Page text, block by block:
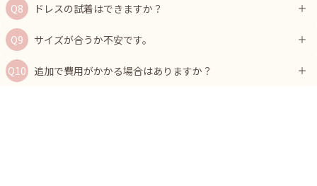
ドレスの試着はできますか？
サイズが合うか不安です。
追加で費用がかかる場合はありますか？